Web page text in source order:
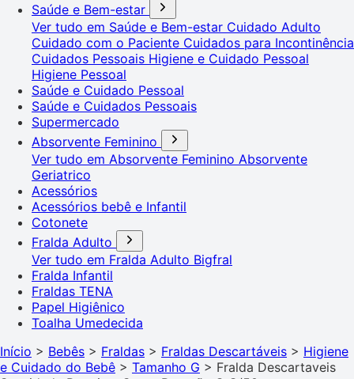
Saúde e Bem-estar
Ver tudo em Saúde e Bem-estar Cuidado Adulto
Cuidado com o Paciente Cuidados para Incontinência
Cuidados Pessoais Higiene e Cuidado Pessoal
Higiene Pessoal
Saúde e Cuidado Pessoal
Saúde e Cuidados Pessoais
Supermercado
Absorvente Feminino
Ver tudo em Absorvente Feminino Absorvente
Geriatrico
Acessórios
Acessórios bebê e Infantil
Cotonete
Fralda Adulto
Ver tudo em Fralda Adulto Bigfral
Fralda Infantil
Fraldas TENA
Papel Higiênico
Toalha Umedecida
Início > Bebês > Fraldas > Fraldas Descartáveis > Higiene
e Cuidado do Bebê > Tamanho G > Fralda Descartaveis